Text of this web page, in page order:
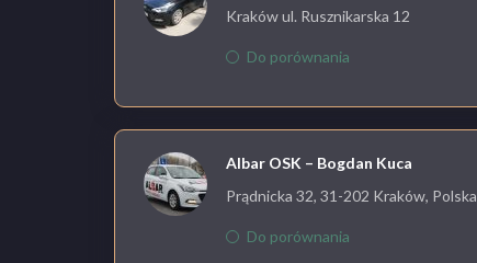
Kraków ul. Rusznikarska 12
Do porównania
Albar OSK – Bogdan Kuca
Prądnicka 32, 31-202 Kraków, Polska
Do porównania